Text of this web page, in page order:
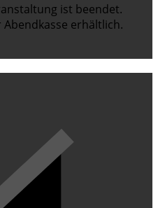
ist beendet.
erhältlich.